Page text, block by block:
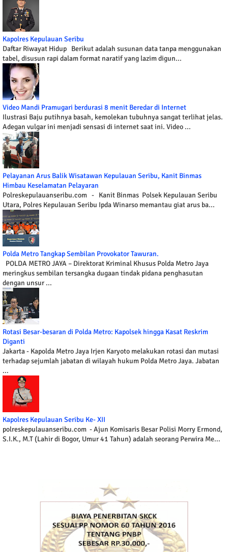
Kapolres Kepulauan Seribu
Daftar Riwayat Hidup Berikut adalah susunan data tanpa menggunakan
tabel, disusun rapi dalam format naratif yang lazim digun...
Video Mandi Pramugari berdurasi 8 menit Beredar di Internet
Ilustrasi Baju putihnya basah, kemolekan tubuhnya sangat terlihat jelas.
Adegan vulgar ini menjadi sensasi di internet saat ini. Video ...
Pelayanan Arus Balik Wisatawan Kepulauan Seribu, Kanit Binmas
Himbau Keselamatan Pelayaran
Polreskepulauanseribu.com - Kanit Binmas Polsek Kepulauan Seribu
Utara, Polres Kepulauan Seribu Ipda Winarso memantau giat arus ba...
Polda Metro Tangkap Sembilan Provokator Tawuran.
POLDA METRO JAYA – Direktorat Kriminal Khusus Polda Metro Jaya
meringkus sembilan tersangka dugaan tindak pidana penghasutan
dengan unsur ...
Rotasi Besar-besaran di Polda Metro: Kapolsek hingga Kasat Reskrim
Diganti
Jakarta - Kapolda Metro Jaya Irjen Karyoto melakukan rotasi dan mutasi
terhadap sejumlah jabatan di wilayah hukum Polda Metro Jaya. Jabatan
...
Kapolres Kepulauan Seribu Ke- XII
polreskepulauanseribu.com - Ajun Komisaris Besar Polisi Morry Ermond,
S.I.K., M.T (Lahir di Bogor, Umur 41 Tahun) adalah seorang Perwira Me...